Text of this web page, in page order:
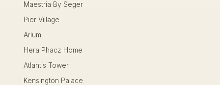
Maestria By Seger
Pier Village
Arium
Hera Phacz Home
Atlantis Tower
Kensington Palace